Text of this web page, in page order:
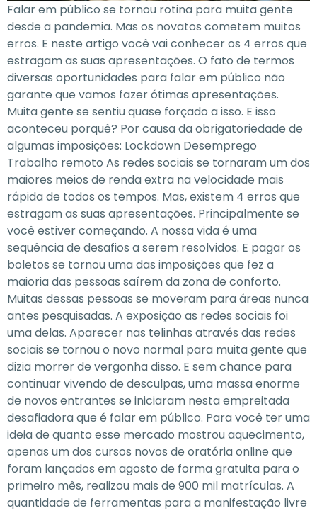
Falar em público se tornou rotina para muita gente
desde a pandemia. Mas os novatos cometem muitos
erros. E neste artigo você vai conhecer os 4 erros que
estragam as suas apresentações. O fato de termos
diversas oportunidades para falar em público não
garante que vamos fazer ótimas apresentações.
Muita gente se sentiu quase forçado a isso. E isso
aconteceu porquê? Por causa da obrigatoriedade de
algumas imposições: Lockdown Desemprego
Trabalho remoto As redes sociais se tornaram um dos
maiores meios de renda extra na velocidade mais
rápida de todos os tempos. Mas, existem 4 erros que
estragam as suas apresentações. Principalmente se
você estiver começando. A nossa vida é uma
sequência de desafios a serem resolvidos. E pagar os
boletos se tornou uma das imposições que fez a
maioria das pessoas saírem da zona de conforto.
Muitas dessas pessoas se moveram para áreas nunca
antes pesquisadas. A exposição as redes sociais foi
uma delas. Aparecer nas telinhas através das redes
sociais se tornou o novo normal para muita gente que
dizia morrer de vergonha disso. E sem chance para
continuar vivendo de desculpas, uma massa enorme
de novos entrantes se iniciaram nesta empreitada
desafiadora que é falar em público. Para você ter uma
ideia de quanto esse mercado mostrou aquecimento,
apenas um dos cursos novos de oratória online que
foram lançados em agosto de forma gratuita para o
primeiro mês, realizou mais de 900 mil matrículas. A
quantidade de ferramentas para a manifestação livre